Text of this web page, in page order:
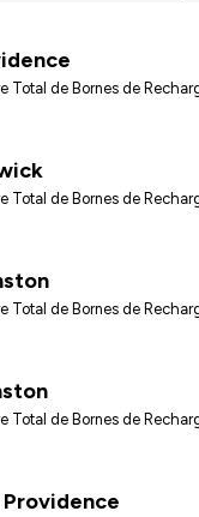
Total de Bornes de
Total de Bornes de
Total de Bornes de
Total de Bornes de
Providence